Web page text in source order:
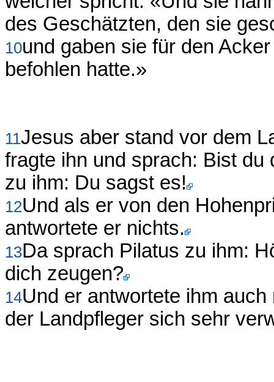
des Geschätzten, den sie
10und gaben sie für den
befohlen hatte.»
11Jesus aber stand vor dem
fragte ihn und sprach: Bist
zu ihm: Du sagst es!
12Und als er von den
antwortete er nichts.
13Da sprach Pilatus zu ihm:
dich zeugen?
14Und er antwortete ihm
der Landpfleger sich sehr